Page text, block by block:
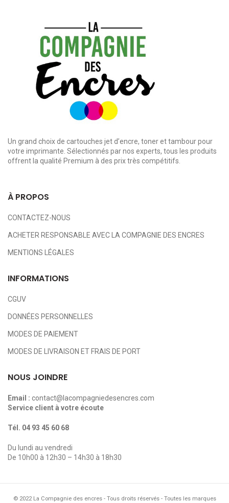
Un grand choix de cartouches jet d’encre, toner et tambour pour
votre imprimante. Sélectionnés par nos experts, tous les produits
offrent la qualité Premium à des prix très compétitifs.
À PROPOS
CONTACTEZ-NOUS
ACHETER RESPONSABLE AVEC LA COMPAGNIE DES ENCRES
MENTIONS LÉGALES
INFORMATIONS
CGUV
DONNÉES PERSONNELLES
MODES DE PAIEMENT
MODES DE LIVRAISON ET FRAIS DE PORT
NOUS JOINDRE
Email : contact@lacompagniedesencres.com
Service client à votre écoute
Tél. 04 93 45 60 68
Du lundi au vendredi
De 10h00 à 12h30 – 14h30 à 18h30
© 2022 La Compagnie des encres - Tous droits réservés - Toutes les marques